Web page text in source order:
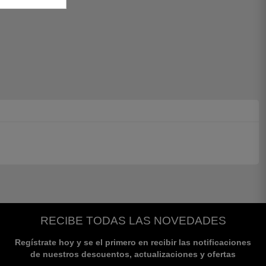
RECIBE TODAS LAS NOVEDADES
Regístrate hoy y se el primero en recibir las notificaciones
de nuestros descuentos, actualizaciones y ofertas